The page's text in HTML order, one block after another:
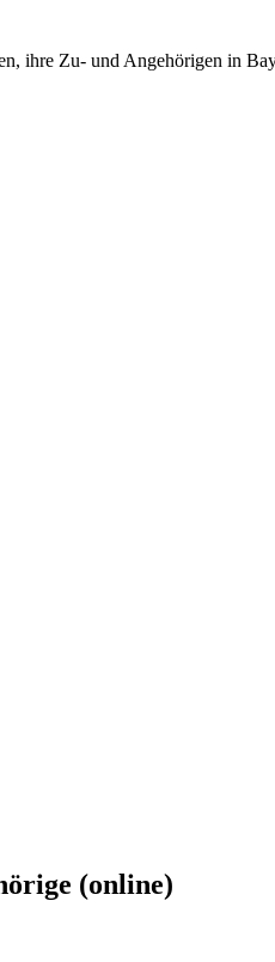
ihre Zu- und Angehörigen in
(online)